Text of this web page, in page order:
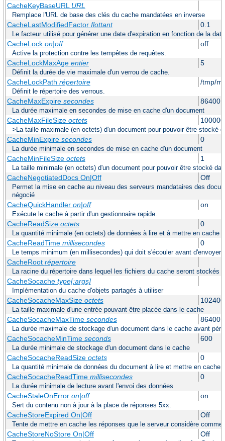
CacheKeyBaseURL URL
Remplace l'URL de base des clés du cache mandatées en inverse
CacheLastModifiedFactor flottant 0.1
Le facteur utilisé pour générer une date d'expiration en fonction de la
CacheLock on|off off
Active la protection contre les tempêtes de requêtes.
CacheLockMaxAge entier 5
Définit la durée de vie maximale d'un verrou de cache.
CacheLockPath répertoire /tmp/
Définit le répertoire des verrous.
CacheMaxExpire secondes 86400
La durée maximale en secondes de mise en cache d'un document
CacheMaxFileSize octets
>La taille maximale (en octets) d'un document pour pouvoir être stocké
CacheMinExpire secondes 0
La durée minimale en secondes de mise en cache d'un document
CacheMinFileSize octets 1
La taille minimale (en octets) d'un document pour pouvoir être stocké
CacheNegotiatedDocs On|Off Off
Permet la mise en cache au niveau des serveurs mandataires des
négocié
CacheQuickHandler on|off on
Exécute le cache à partir d'un gestionnaire rapide.
CacheReadSize octets 0
La quantité minimale (en octets) de données à lire et à mettre en cache
CacheReadTime millisecondes 0
Le temps minimum (en millisecondes) qui doit s'écouler avant d'envoyer
CacheRoot répertoire
La racine du répertoire dans lequel les fichiers du cache seront stockés
CacheSocache type[:args]
Implémentation du cache d'objets partagés à utiliser
CacheSocacheMaxSize octets 102400
La taille maximale d'une entrée pouvant être placée dans le cache
CacheSocacheMaxTime secondes 86400
La durée maximale de stockage d'un document dans le cache avant
CacheSocacheMinTime seconds 600
La durée minimale de stockage d'un document dans le cache
CacheSocacheReadSize octets 0
La quantité minimale de données du document à lire et mettre en cache
CacheSocacheReadTime millisecondes 0
La durée minimale de lecture avant l'envoi des données
CacheStaleOnError on|off on
Sert du contenu non à jour à la place de réponses 5xx.
CacheStoreExpired On|Off Off
Tente de mettre en cache les réponses que le serveur considère comme
CacheStoreNoStore On|Off Off